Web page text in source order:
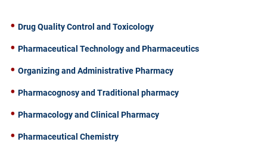
Drug Quality Control and Toxicology
Pharmaceutical Technology and Pharmaceutics
Organizing and Administrative Pharmacy
Pharmacognosy and Traditional pharmacy
Pharmacology and Clinical Pharmacy
Pharmaceutical Chemistry